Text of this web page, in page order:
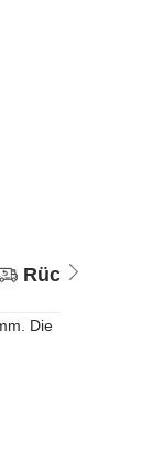
Die